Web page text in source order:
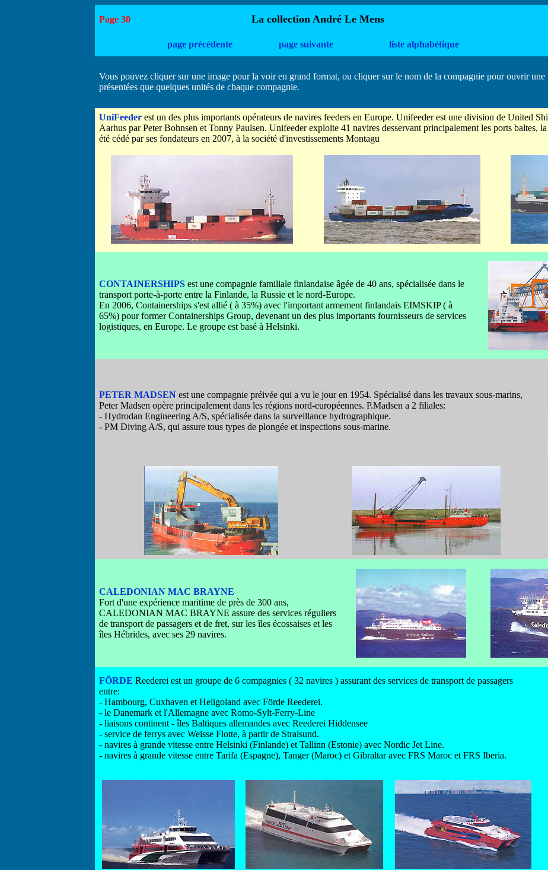
Page 30 La collection André Le Mens
page précédente page suivante liste alphabétique
Vous pouvez cliquer sur une image pour la voir en grand format, ou cliquer sur le nom de la compagnie pour ouvrir une
présentées que quelques unités de chaque compagnie.
UniFeeder est un des plus importants opérateurs de navires feeders en Europe. Unifeeder est une division de United
Aarhus par Peter Bohnsen et Tonny Paulsen. Unifeeder exploite 41 navires desservant principalement les ports baltes,
été cédé par ses fondateurs en 2007, à la société d'investissements Montagu
CONTAINERSHIPS est une compagnie familiale finlandaise âgée de 40 ans, spécialisée dans le
transport porte-à-porte entre la Finlande, la Russie et le nord-Europe.
En 2006, Containerships s'est allié ( à 35%) avec l'important armement finlandais EIMSKIP ( à
65%) pour former Containerships Group, devenant un des plus importants fournisseurs de services
logistiques, en Europe. Le groupe est basé à Helsinki.
PETER MADSEN est une compagnie préivée qui a vu le jour en 1954. Spécialisé dans les travaux sous-marins,
Peter Madsen opère principalement dans les régions nord-européennes. P.Madsen a 2 filiales:
- Hydrodan Engineering A/S, spécialisée dans la surveillance hydrographique.
- PM Diving A/S, qui assure tous types de plongée et inspections sous-marine.
CALEDONIAN MAC BRAYNE
Fort d'une expérience maritime de près de 300 ans,
CALEDONIAN MAC BRAYNE assure des services réguliers
de transport de passagers et de fret, sur les îles écossaises et les
îles Hébrides, avec ses 29 navires.
FÖRDE Reederei est un groupe de 6 compagnies ( 32 navires ) assurant des services de transport de passagers
entre:
- Hambourg, Cuxhaven et Heligoland avec Förde Reederei.
- le Danemark et l'Allemagne avec Romo-Sylt-Ferry-Line
- liaisons continent - îles Baltiques allemandes avec Reederei Hiddensee
- service de ferrys avec Weisse Flotte, à partir de Stralsund.
- navires à grande vitesse entre Helsinki (Finlande) et Tallinn (Estonie) avec Nordic Jet Line.
- navires à grande vitesse entre Tarifa (Espagne), Tanger (Maroc) et Gibraltar avec FRS Maroc et FRS Iberia.